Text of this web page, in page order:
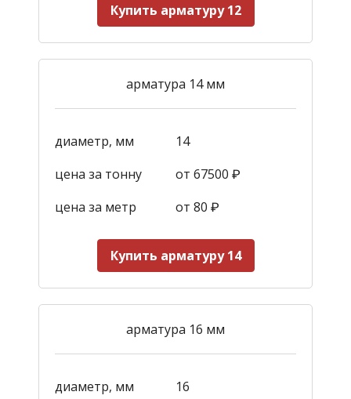
Купить арматуру 12
арматура 14 мм
диаметр, мм
14
цена за тонну
от 67500 ₽
цена за метр
от 80 ₽
Купить арматуру 14
арматура 16 мм
диаметр, мм 16